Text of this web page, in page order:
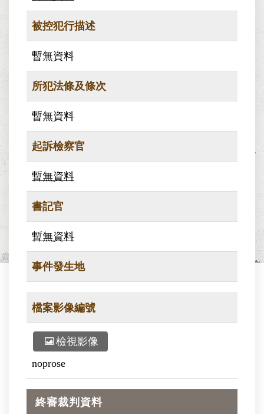
被控犯行描述
暫無資料
所犯法條及條次
暫無資料
起訴檢察官
暫無資料
書記官
暫無資料
事件發生地
檔案影像編號
檢視影像
noprose
終審裁判資料